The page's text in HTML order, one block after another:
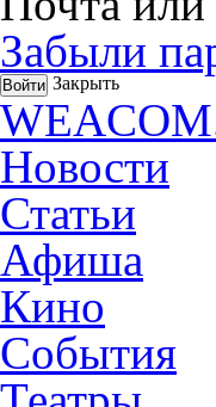
Забыли
Закрыть
Новости
Статьи
Афиша
Кино
События